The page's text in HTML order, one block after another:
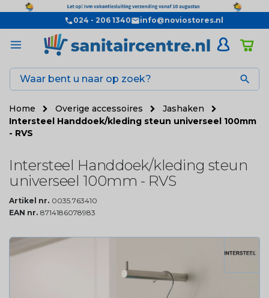
024 - 206 1340 info@noviostores.nl

Home Overige accessoires
Jashaken
Intersteel Handdoek/kleding steun universeel 100mm
- RVS
Intersteel Handdoek/kleding steun
universeel 100mm - RVS
Artikel nr. 0035.763410
EAN nr. 8714186078983